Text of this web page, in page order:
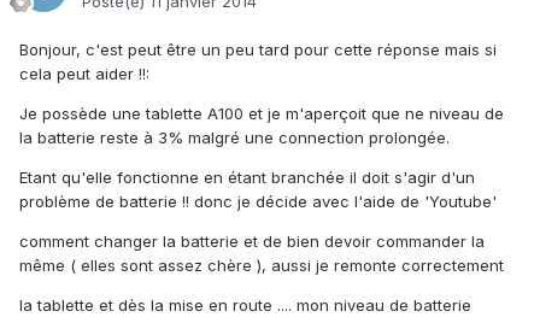
Bonjour, c'est peut être un peu tard pour cette réponse mais si
cela peut aider !!:
Je possède une tablette A100 et je m'aperçoit que ne niveau de
la batterie reste à 3% malgré une connection prolongée.
Etant qu'elle fonctionne en étant branchée il doit s'agir d'un
problème de batterie !! donc je décide avec l'aide de 'Youtube'
comment changer la batterie et de bien devoir commander la
même ( elles sont assez chère ), aussi je remonte correctement
la tablette et dès la mise en route .... mon niveau de batterie